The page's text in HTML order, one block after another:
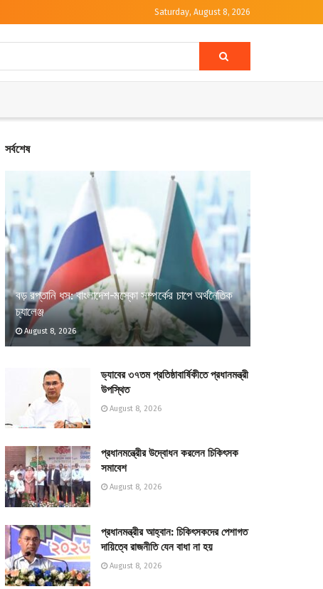
Saturday, August 8, 2026
সর্বশেষ
বড় রপ্তানি ধস: বাংলাদেশ-মস্কো সম্পর্কের চাপে অর্থনৈতিক
চ্যালেঞ্জ
August 8, 2026
ড্যাবের ৩৭তম প্রতিষ্ঠাবার্ষিকীতে প্রধানমন্ত্রী
উপস্থিত
August 8, 2026
প্রধানমন্ত্রীের উদ্বোধন করলেন চিকিৎসক
সমাবেশ
August 8, 2026
প্রধানমন্ত্রীর আহ্বান: চিকিৎসকদের পেশাগত
দায়িত্বে রাজনীতি যেন বাধা না হয়
August 8, 2026